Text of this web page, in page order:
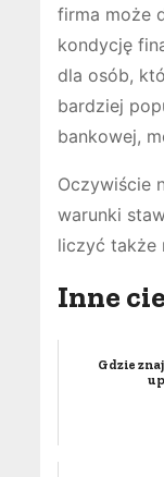
firma może
kondycję
dla osób,
bardziej
bankowej,
Oczywiście
warunki
liczyć także
Inne
Gdzie